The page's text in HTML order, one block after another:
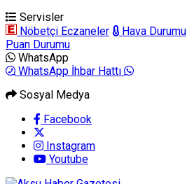
Servisler
Nöbetçi Eczaneler
Hava Durumu
Puan Durumu
WhatsApp
WhatsApp İhbar Hattı
Sosyal Medya
Facebook
Instagram
Youtube